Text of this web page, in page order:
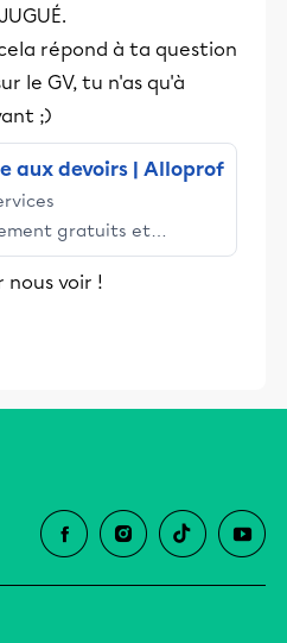
répond à ta question
le GV, tu n'as qu'à
;)
aux devoirs | Alloprof
gratuits et
engage les élèves
dans la réussite
nous voir !